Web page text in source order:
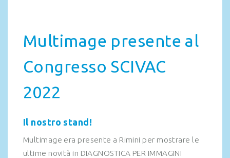
Multimage presente al
Congresso SCIVAC
2022
Il nostro stand!
Multimage era presente a Rimini per mostrare le
ultime novità in DIAGNOSTICA PER IMMAGINI